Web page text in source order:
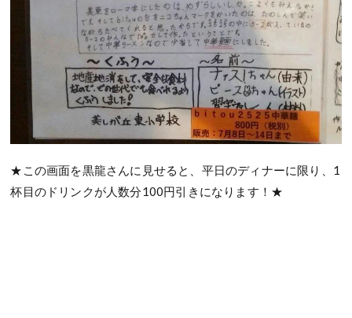
★この画面を黒龍さんに見せると、平日のディナーに限り、1
杯目のドリンクが人数分100円引きになります！★